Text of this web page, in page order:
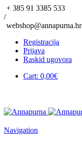
+ 385 91 3385 533
/
webshop@annapurna.hr
Registracija
Prijava
Raskid ugovora
Cart: 0,00€
Navigation